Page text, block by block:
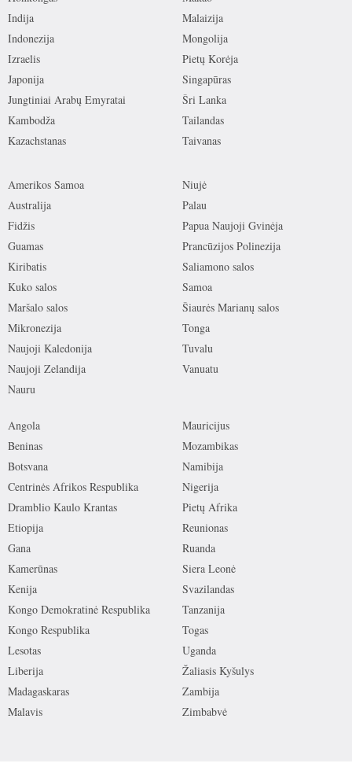
Indija
Indonezija
Izraelis
Japonija
Jungtiniai Arabų Emyratai
Kambodža
Kazachstanas
Malaizija
Mongolija
Pietų Korėja
Singapūras
Šri Lanka
Tailandas
Taivanas
Amerikos Samoa
Australija
Fidžis
Guamas
Kiribatis
Kuko salos
Maršalo salos
Mikronezija
Naujoji Kaledonija
Naujoji Zelandija
Nauru
Niujė
Palau
Papua Naujoji Gvinėja
Prancūzijos Polinezija
Saliamono salos
Samoa
Šiaurės Marianų salos
Tonga
Tuvalu
Vanuatu
Angola
Beninas
Botsvana
Centrinės Afrikos Respublika
Dramblio Kaulo Krantas
Etiopija
Gana
Kamerūnas
Kenija
Kongo Demokratinė Respublika
Kongo Respublika
Lesotas
Liberija
Madagaskaras
Malavis
Mauricijus
Mozambikas
Namibija
Nigerija
Pietų Afrika
Reunionas
Ruanda
Siera Leonė
Svazilandas
Tanzanija
Togas
Uganda
Žaliasis Kyšulys
Zambija
Zimbabvė